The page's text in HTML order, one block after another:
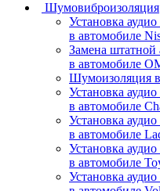
Шумовиброизоляция
Установка
в автомобиле
Замена штатной
в автомобиле
Шумоизоляция
Установка
в автомобиле
Установка
в автомобиле
Установка
в автомобиле
Установка